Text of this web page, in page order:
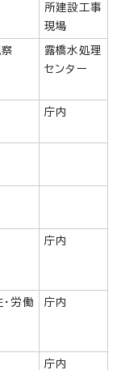
所建設工事
現場
露橋水処理
センター
庁内
庁内
労働
庁内
庁内